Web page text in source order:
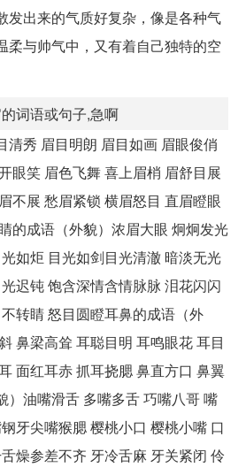
发出来的气质好复杂，像是各种气
柔与帅气中，又有着自己独特的空
词语或句子,急啊
清秀 眉目明朗 眉目如画 眉眼俊俏
眼笑 眉色飞舞 喜上眉梢 眉舒目展
不展 愁眉紧锁 横眉怒目 直眉瞪眼
的成语（外貌）浓眉大眼 炯炯发光
如炬 目光如剑目光清澈 暗淡无光
迟钝 饱含深情含情脉脉 泪花闪闪
转睛 怒目圆瞪耳鼻的成语（外
鼻梁高耸 耳聪目明 耳鸣眼花 耳目
面红耳赤 抓耳挠腮 鼻直方口 鼻翼
）油嘴滑舌 多嘴多舌 巧嘴八哥 嘴
牙尖嘴猴腮 樱桃小口 樱桃小嘴 口
燥参差不齐 牙冷舌麻 牙关紧闭 伶